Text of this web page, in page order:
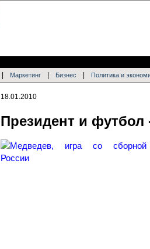
Маркетинг Бизнес Политика и
18.01.2010
Президент и футбол